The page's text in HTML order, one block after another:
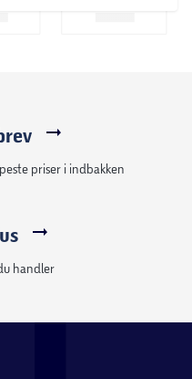
priser i indbakken
handler